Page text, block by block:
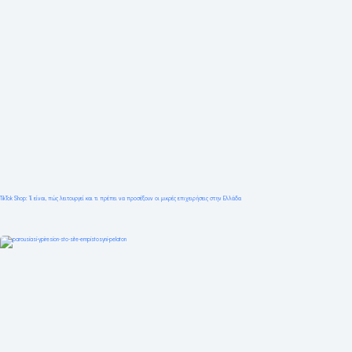
TikTok Shop: Τι είναι, πώς λειτουργεί και τι πρέπει να προσέξουν οι μικρές επιχειρήσεις στην Ελλάδα